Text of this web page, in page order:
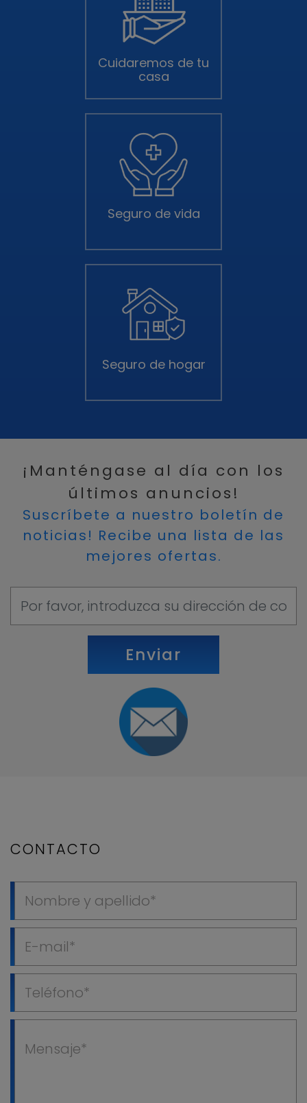
Cuidaremos de tu
casa
Seguro de vida
Seguro de hogar
¡Manténgase al día con los
últimos anuncios!
Suscríbete a nuestro boletín de
noticias! Recibe una lista de las
mejores ofertas.
Enviar
CONTACTO